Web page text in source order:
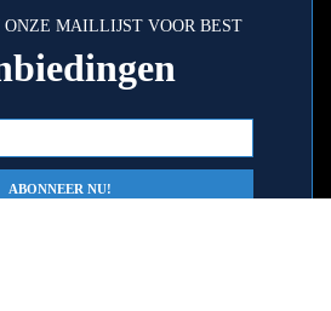
MAILLIJST VOOR BEST